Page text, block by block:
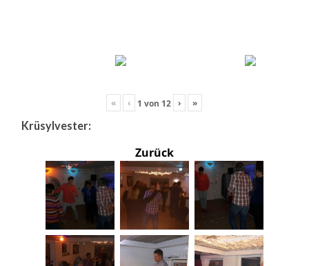
« ‹ 1 von 12 › »
Krüsylvester:
Zurück